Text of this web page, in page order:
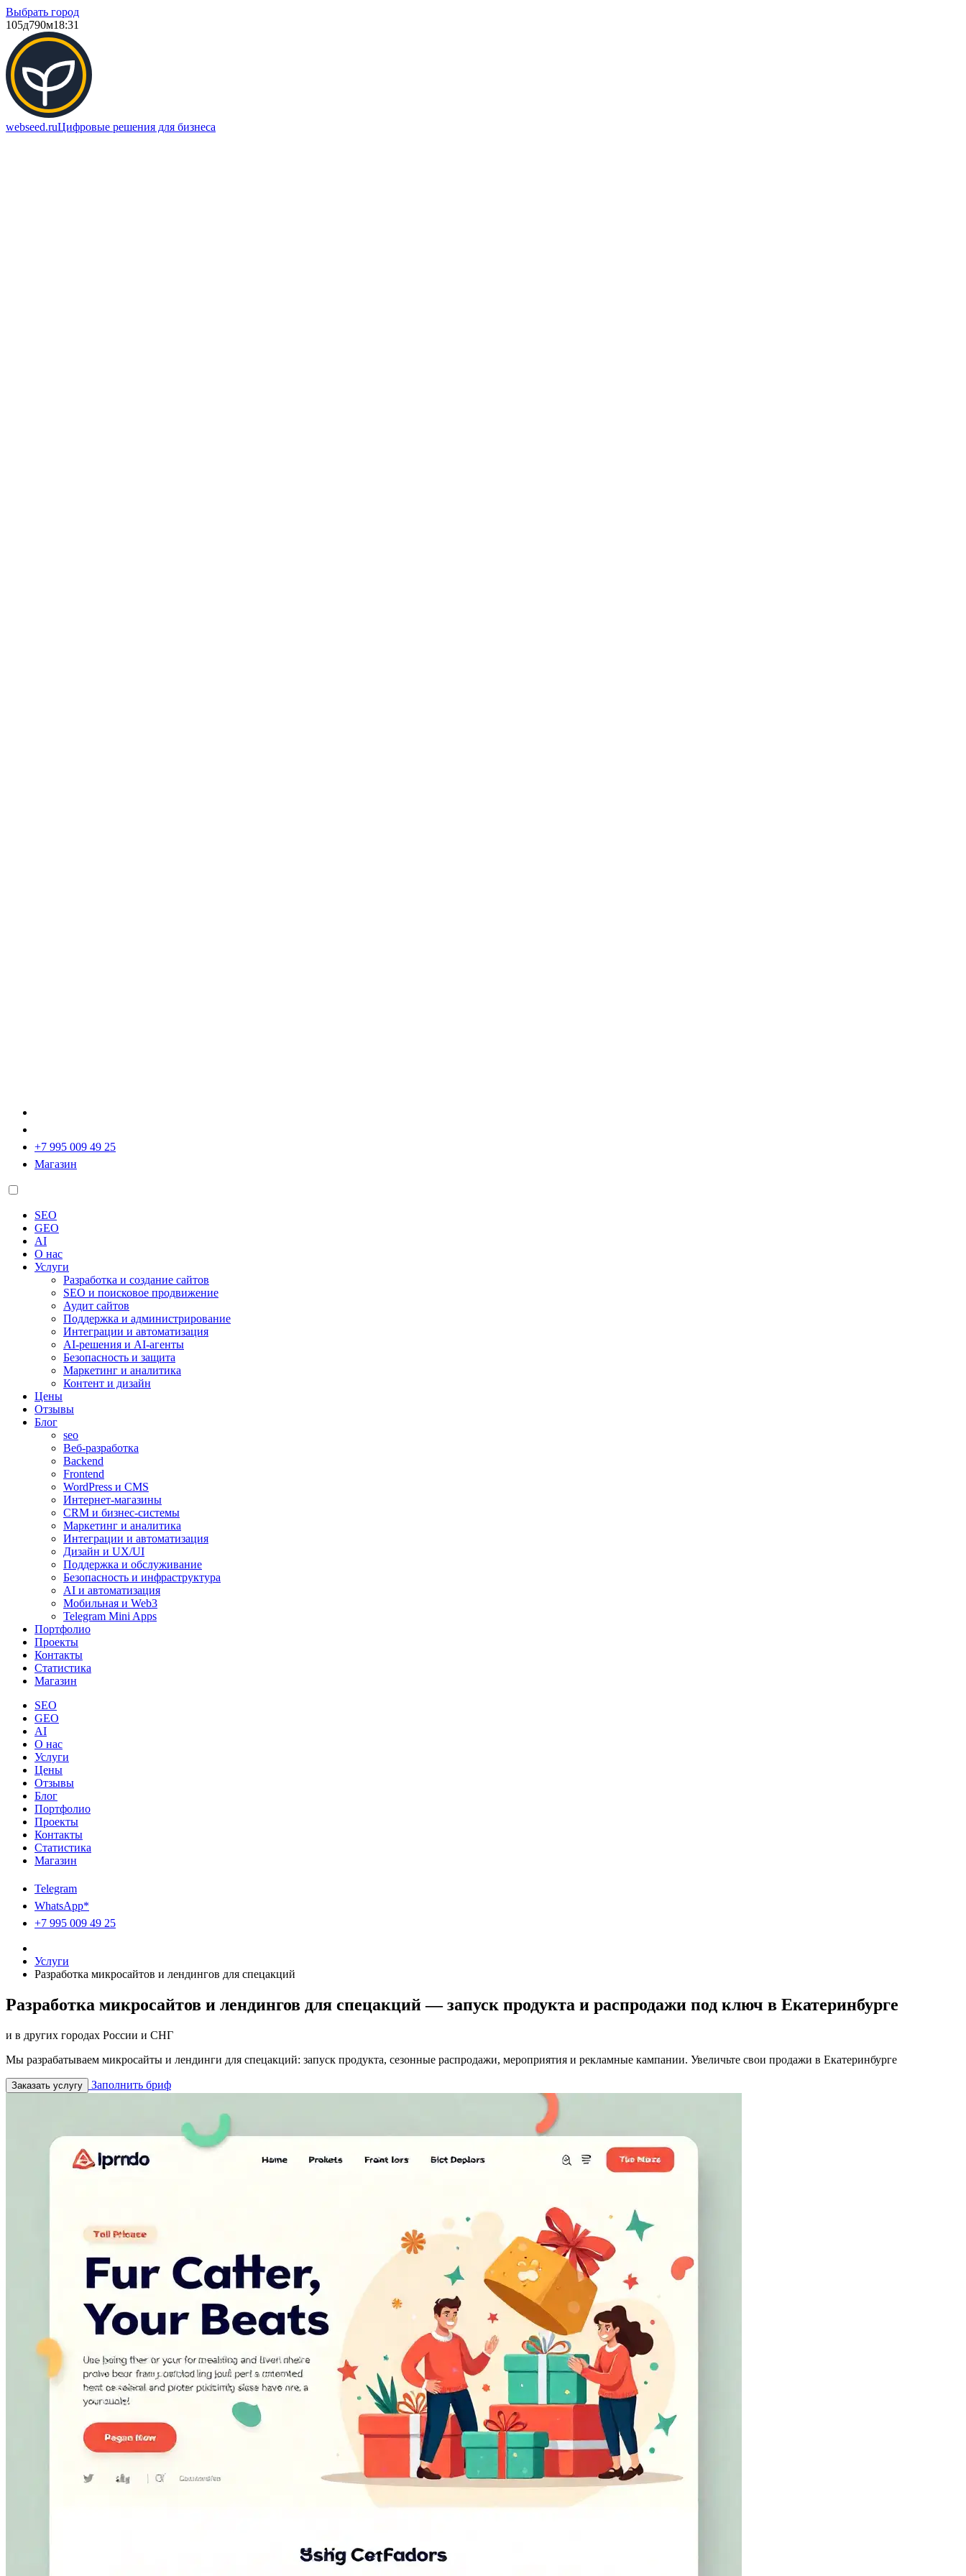
Выбрать город
105д790м18:31
webseed.ruЦифровые решения для бизнеса
+7 995 009 49 25
Магазин
SEO
GEO
AI
О нас
Услуги
Разработка и создание сайтов
SEO и поисковое продвижение
Аудит сайтов
Поддержка и администрирование
Интеграции и автоматизация
AI-решения и AI-агенты
Безопасность и защита
Маркетинг и аналитика
Контент и дизайн
Цены
Отзывы
Блог
seo
Веб-разработка
Backend
Frontend
WordPress и CMS
Интернет-магазины
CRM и бизнес-системы
Маркетинг и аналитика
Интеграции и автоматизация
Дизайн и UX/UI
Поддержка и обслуживание
Безопасность и инфраструктура
AI и автоматизация
Мобильная и Web3
Telegram Mini Apps
Портфолио
Проекты
Контакты
Статистика
Магазин
SEO
GEO
AI
О нас
Услуги
Цены
Отзывы
Блог
Портфолио
Проекты
Контакты
Статистика
Магазин
Telegram
WhatsApp*
+7 995 009 49 25
Услуги
Разработка микросайтов и лендингов для спецакций
Разработка микросайтов и лендингов для спецакций — запуск продукта и распродажи под ключ в Екатеринбурге
и в других городах России и СНГ
Мы разрабатываем микросайты и лендинги для спецакций: запуск продукта, сезонные распродажи, мероприятия и рекламные кампании. Увеличьте свои продажи в Екатеринбурге
Заказать услугу Заполнить бриф